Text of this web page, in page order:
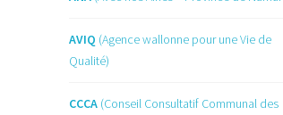
AVIQ (Agence wallonne pour une Vie de
Qualité)
CCCA (Conseil Consultatif Communal des